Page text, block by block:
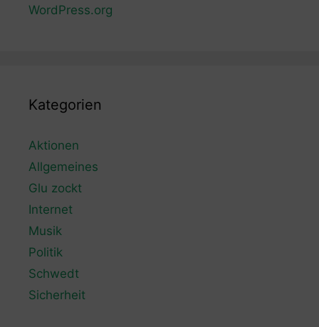
WordPress.org
Kategorien
Aktionen
Allgemeines
Glu zockt
Internet
Musik
Politik
Schwedt
Sicherheit